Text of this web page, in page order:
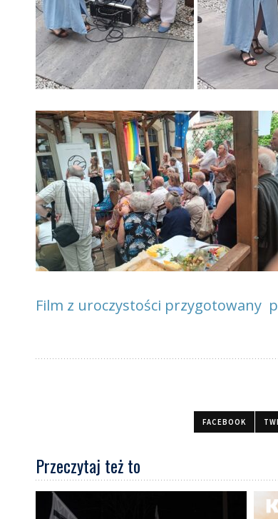
Film z uroczystości przygotowany
FACEBOOK
Przeczytaj też to